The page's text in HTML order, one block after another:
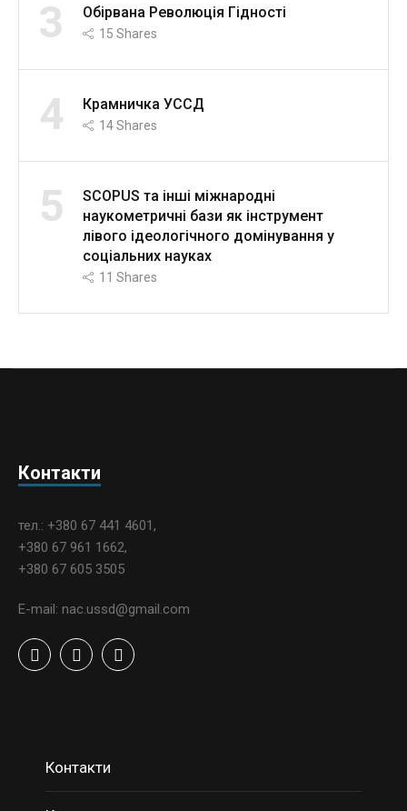
3 Обірвана Революція Гідності
15 Shares
4 Крамничка УССД
14Shares
5
SCOPUS та інші міжнародні
наукометричні бази як інструмент
лівого ідеологічного домінування у
соціальних науках
11 Shares
Контакти
тел.: +380 67 441 4601,
+380 67 961 1662,
+380 67 605 3505
E-mail: nac.ussd@gmail.com
Контакти